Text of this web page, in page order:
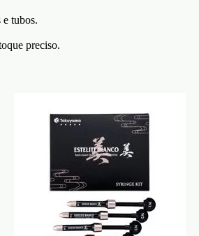
e tubos.
preciso.